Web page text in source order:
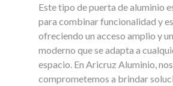
Este tipo de puerta de aluminio
para combinar funcionalidad y
ofreciendo un acceso amplio y
moderno que se adapta a
espacio. En Aricruz Aluminio, nos
comprometemos a brindar